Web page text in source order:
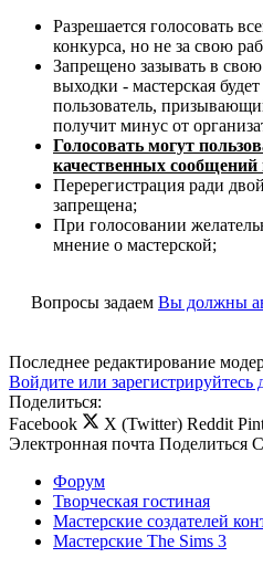
Разрешается голосовать
конкурса, но не за свою
Запрещено зазывать в
выходки - мастерская
пользователь,
получит минус от
Голосовать могут
качественных
Перерегистрация ради
запрещена;
При голосовании
мнение о мастерской;
Вопросы задаем Вы должны
Последнее редактирование
Войдите или зарегистрируйтесь
Поделиться:
Facebook
X (Twitter) Reddit
Электронная почта Поделиться
Форум
Творческая гостиная
Мастерские создателей
Мастерские The Sims 3